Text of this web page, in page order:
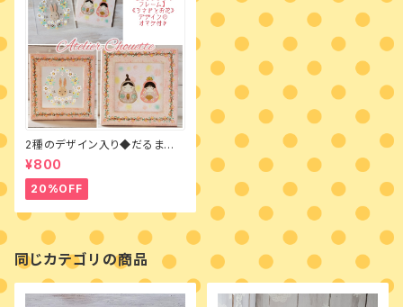
2種のデザイン入り◆だるまび
な＆うさぎのフレーム◆デザイ
ンパケット
¥800
20%OFF
同じカテゴリの商品